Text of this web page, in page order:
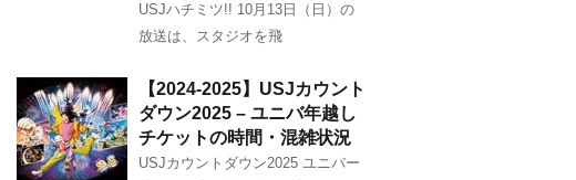
USJハチミツ!! 10月13日（日）の
放送は、スタジオを飛
【2024-2025】USJカウント
ダウン2025 – ユニバ年越し
チケットの時間・混雑状況
USJカウントダウン2025 ユニバー